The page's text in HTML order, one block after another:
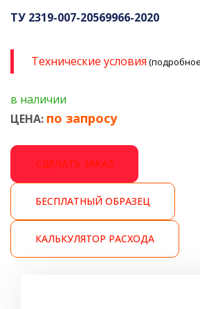
ТУ 2319-007-20569966-2020
Технические условия
в наличии
ЦЕНА: по запросу
СДЕЛАТЬ ЗАКАЗ
БЕСПЛАТНЫЙ ОБРАЗЕЦ
КАЛЬКУЛЯТОР РАСХОДА